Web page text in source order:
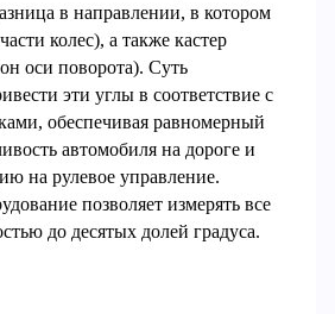
в направлении, в котором
колес), а также кастер
оси поворота). Суть
эти углы в соответствие с
обеспечивая равномерный
автомобиля на дороге и
на рулевое управление.
позволяет измерять все
до десятых долей градуса.